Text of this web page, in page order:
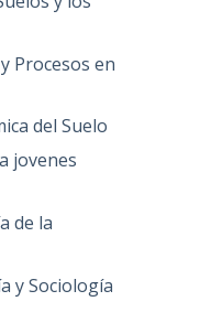
Procesos en
del Suelo
jovenes
de la
y Sociología